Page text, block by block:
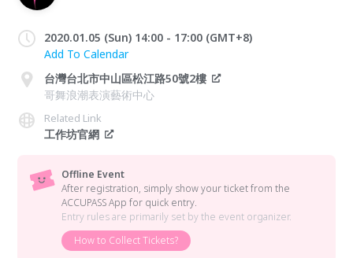
2020.01.05 (Sun) 14:00 - 17:00 (GMT+8)
Add To Calendar
台灣台北市中山區松江路50號2樓
哥舞浪潮表演藝術中心
Related Link
工作坊官網
Offline Event
After registration, simply show your ticket from the
ACCUPASS App for quick entry.
Entry rules are primarily set by the event organizer.
How to Collect Tickets?